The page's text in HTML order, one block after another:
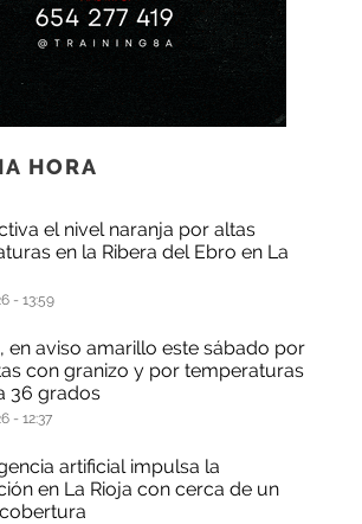
HORA
el nivel naranja por altas
en la Ribera del Ebro en La
13:59
en aviso amarillo este sábado por
con granizo y por temperaturas
36 grados
12:37
artificial impulsa la
en La Rioja con cerca de un